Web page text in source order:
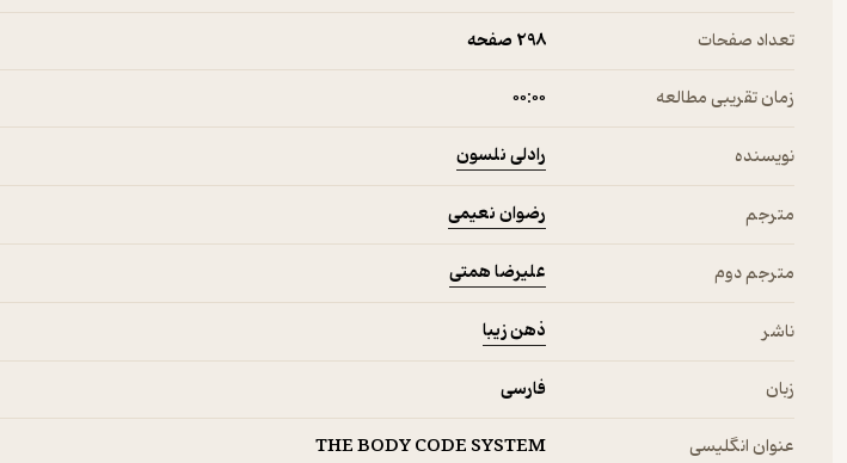
تعداد صفحات 298 صفحه
زمان تقریبی مطالعه ۰۰:۰۰
نویسنده رادلی نلسون
مترجم رضوان نعیمی
مترجم دوم علیرضا همتی
ناشر ذهن زیبا
زبان فارسی
عنوان انگلیسی THE BODY CODE SYSTEM